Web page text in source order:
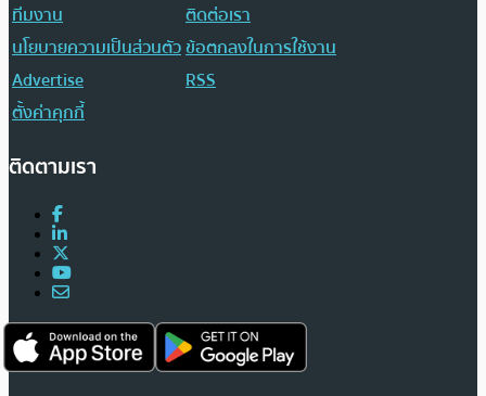
ทีมงาน
ติดต่อเรา
นโยบายความเป็นส่วนตัวข้อตกลงในการใช้งาน
Advertise
RSS
ตั้งค่าคุกกี้
ติดตามเรา